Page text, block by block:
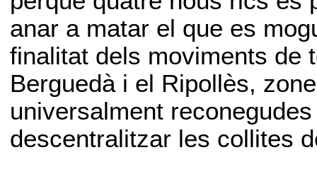
anar a matar el que es
finalitat dels moviments de
Berguedà i el Ripollès,
universalment
descentralitzar les collites